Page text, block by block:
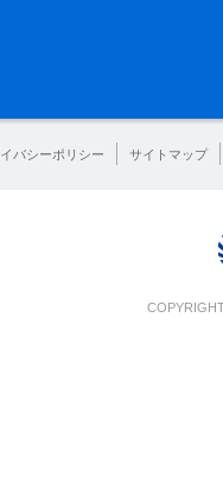
バシーポリシー サイトマップ